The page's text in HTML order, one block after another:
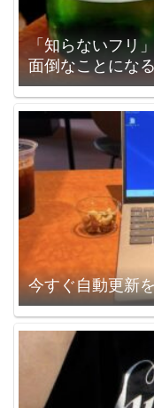
「知らないフリ
面倒なことにな
今すぐ自動更新